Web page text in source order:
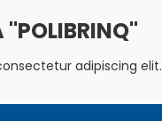
POLIBRINQ
adipiscing elit.